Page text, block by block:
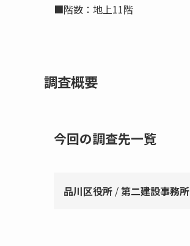
■階数：地上11階
調査概要
今回の調査先一覧
品川区役所 /第二建設事務所